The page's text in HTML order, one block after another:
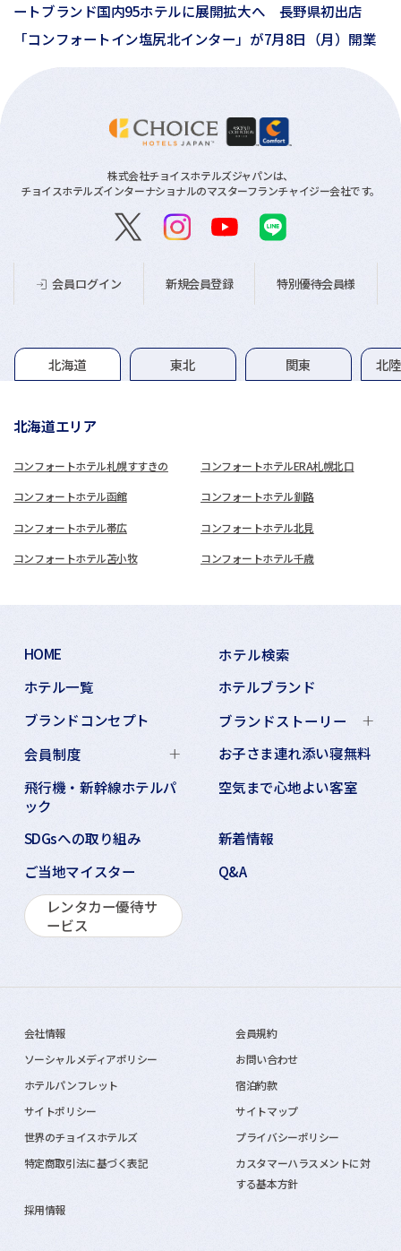
ートブランド国内95ホテルに展開拡大へ 長野県初出店
「コンフォートイン塩尻北インター」が7月8日（月）開業
株式会社チョイスホテルズジャパンは、
チョイスホテルズインターナショナルのマスターフランチャイジー会社です。
会員ログイン 新規会員登録 特別優待会員様
グループホテル一覧
北海道 東北 関東 北
北海道エリア
コンフォートホテル札幌すすきの コンフォートホテルERA札幌北口
コンフォートホテル函館 コンフォートホテル釧路
コンフォートホテル帯広 コンフォートホテル北見
コンフォートホテル苫小牧 コンフォートホテル千歳
HOME
ホテル検索
ホテル一覧
ホテルブランド
ブランドコンセプト
ブランドストーリー
会員制度
お子さま連れ添い寝無料
飛行機・新幹線ホテルパ
ック
空気まで心地よい客室
SDGsへの取り組み
新着情報
ご当地マイスター
Q&A
レンタカー優待サ
ービス
会社情報
会員規約
ソーシャルメディアポリシー
お問い合わせ
ホテルパンフレット
宿泊約款
サイトポリシー
サイトマップ
世界のチョイスホテルズ
プライバシーポリシー
特定商取引法に基づく表記
カスタマーハラスメントに対
する基本方針
採用情報